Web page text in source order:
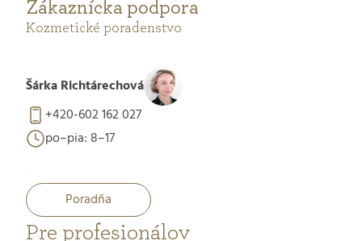
Zákaznícka podpora
Kozmetické poradenstvo
Šárka Richtárechová
+420-602 162 027
po–pia: 8–17
Poradňa
Pre profesionálov